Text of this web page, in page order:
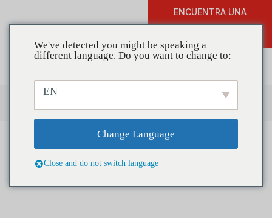
ENCUENTRA UNA
We've detected you might be speaking a
different language. Do you want to change to:
EN
Change Language
Close and do not switch language